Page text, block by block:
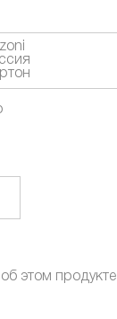
этом продукте